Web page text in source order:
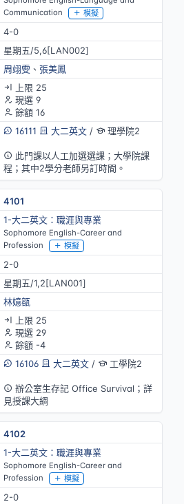
Communication
模擬
4-0
星期五/5,6[LAN002]
周翊雯、 張美鳳
上限 25
現選 9
餘額 16
16111
大二英文/ 理學院2
此門課以人工加選選課；大學院課
程；其中2學分老師另訂時間。
4101
1-大二英文：職涯與專業
Sophomore English-Career and
Profession
模擬
2-0
星期五/1,2[LAN001]
林嬑㼸
上限 25
現選 29
餘額 -4
16106
大二英文/ 工學院2
辦公室生存記 Office Survival；詳
見授課大綱
4102
1-大二英文：職涯與專業
Sophomore English-Career and
Profession
模擬
2-0